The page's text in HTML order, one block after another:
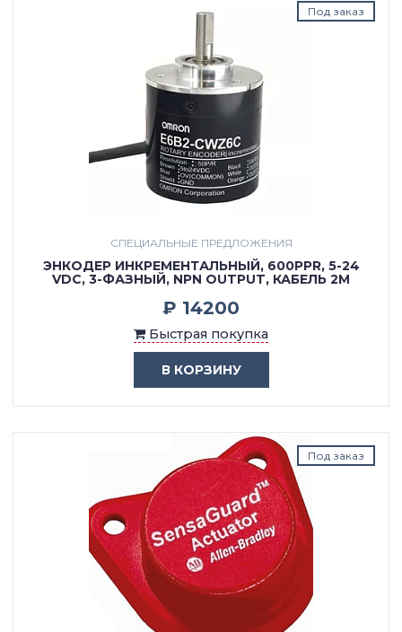
Под заказ
СПЕЦИАЛЬНЫЕ ПРЕДЛОЖЕНИЯ
ЭНКОДЕР ИНКРЕМЕНТАЛЬНЫЙ, 600PPR, 5-24
VDC, 3-ФАЗНЫЙ, NPN OUTPUT, КАБЕЛЬ 2М
₽ 14200
Быстрая покупка
В КОРЗИНУ
Под заказ